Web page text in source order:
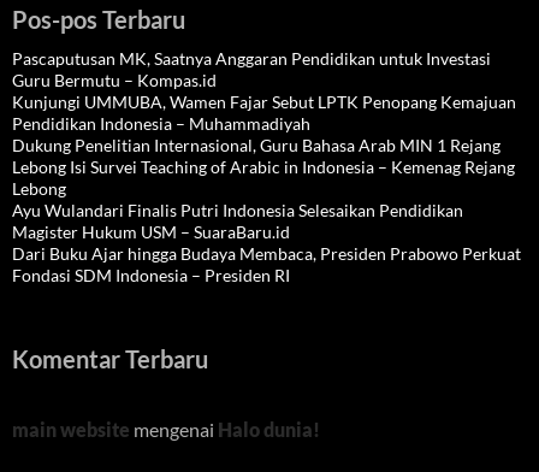
Pos-pos Terbaru
Pascaputusan MK, Saatnya Anggaran Pendidikan untuk Investasi
Guru Bermutu – Kompas.id
Kunjungi UMMUBA, Wamen Fajar Sebut LPTK Penopang Kemajuan
Pendidikan Indonesia – Muhammadiyah
Dukung Penelitian Internasional, Guru Bahasa Arab MIN 1 Rejang
Lebong Isi Survei Teaching of Arabic in Indonesia – Kemenag Rejang
Lebong
Ayu Wulandari Finalis Putri Indonesia Selesaikan Pendidikan
Magister Hukum USM – SuaraBaru.id
Dari Buku Ajar hingga Budaya Membaca, Presiden Prabowo Perkuat
Fondasi SDM Indonesia – Presiden RI
Komentar Terbaru
main website mengenai Halo dunia!